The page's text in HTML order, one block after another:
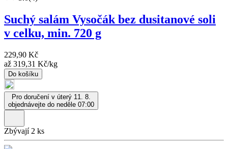
Suchý salám Vysočák bez dusitanové soli
v celku, min. 720 g
229,90 Kč
až 319,31 Kč/kg
Do košíku
Pro doručení v úterý 11. 8.
objednávejte do neděle 07:00
Zbývají 2 ks